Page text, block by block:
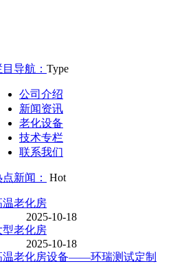
导航： Type
公司介绍
新闻资讯
老化设备
技术专栏
联系我们
新闻： Hot
温老化房
2025-10-18
型老化房
2025-10-18
温老化房设备——环瑞测试定制